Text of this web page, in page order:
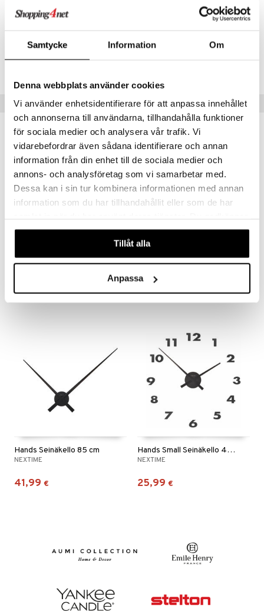
Samtycke Information Om
Denna webbplats använder cookies
Vi använder enhetsidentifierare för att anpassa innehållet
och annonserna till användarna, tillhandahålla funktioner
för sociala medier och analysera vår trafik. Vi
vidarebefordrar även sådana identifierare och annan
information från din enhet till de sociala medier och
annons- och analysföretag som vi samarbetar med.
Dessa kan i sin tur kombinera informationen med annan
information som du har tillhandahållit eller som de har
våra cookies vid fortsatt användande av vår webbplats.
Tillåt alla
Anpassa
Paristo: 1 AA (ei sisälly)
Tuotenumero
Suositut tuotteet
Saatavana useana vaihtoehtona
NEXTIME NEXTIME
30,90
Hands Seinäkello 85 cm
NEXTIME
41,99 €
Hands Small Seinäkello 48 cm
NEXTIME
25,99 €